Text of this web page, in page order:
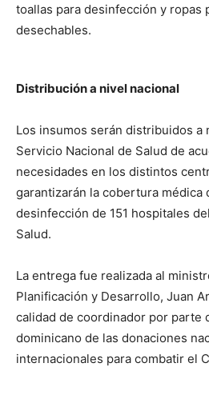
toallas para desinfección y ropas
desechables.
Distribución a nivel nacional
Los insumos serán distribuidos a
Servicio Nacional de Salud de
necesidades en los distintos
garantizarán la cobertura médica
desinfección de 151 hospitales
Salud.
La entrega fue realizada al
Planificación y Desarrollo, Juan
calidad de coordinador por parte
dominicano de las donaciones
internacionales para combatir el